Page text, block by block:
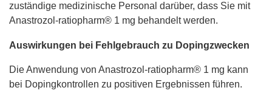
zuständige medizinische Personal darüber, dass Sie mit
Anastrozol-ratiopharm® 1 mg behandelt werden.
Auswirkungen bei Fehlgebrauch zu Dopingzwecken
Die Anwendung von Anastrozol-ratiopharm® 1 mg kann
bei Dopingkontrollen zu positiven Ergebnissen führen.